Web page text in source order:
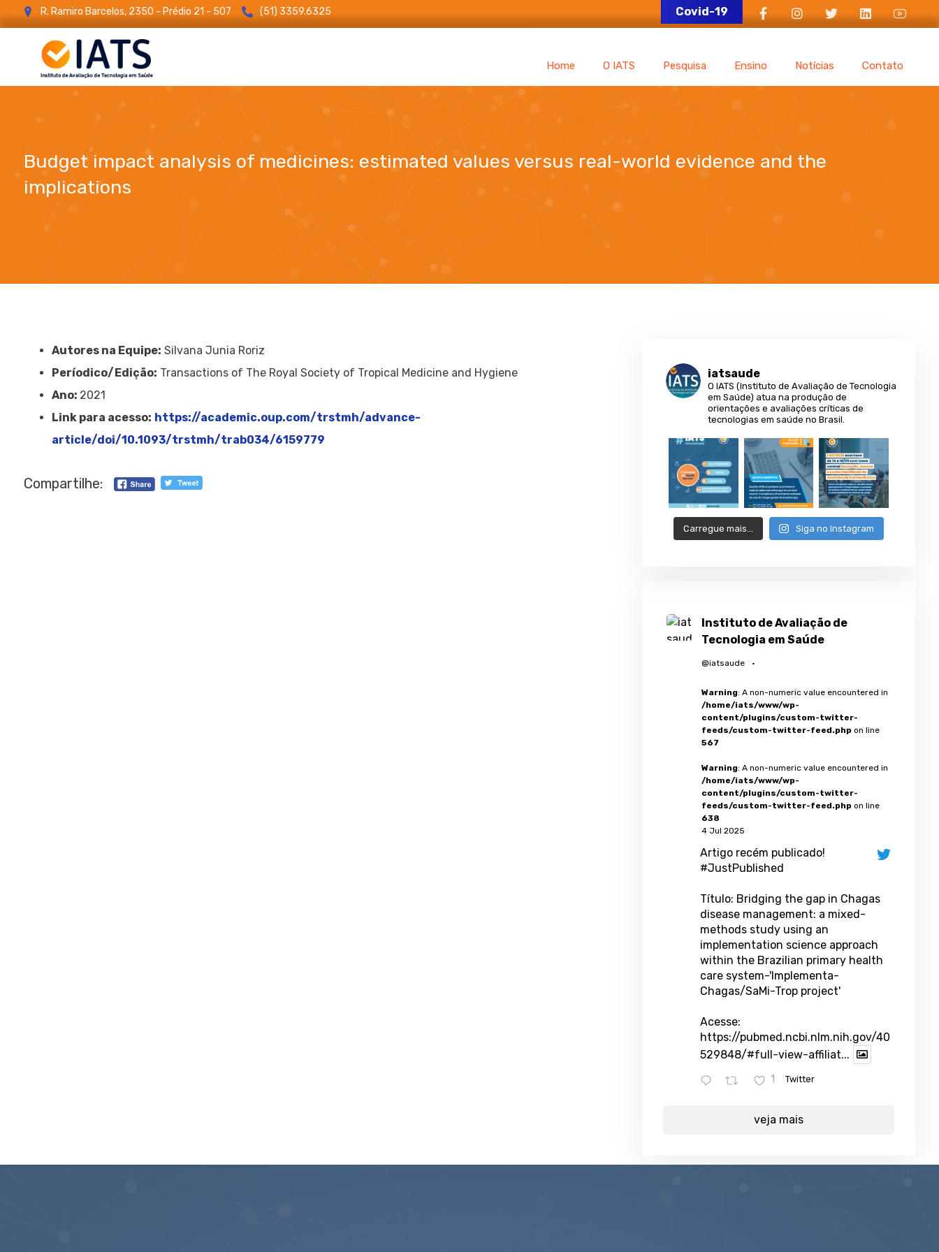
R. Ramiro Barcelos, 2350 - Prédio 21 - 507 (51) 3359.6325 Covid-19
Home O IATS Pesquisa Ensino Notícias Contato
Budget impact analysis of medicines: estimated values versus real-world evidence and the
implications
Budget impact analysis of medicines: estimated values versus real-world evidence and the implications
Autores na Equipe: Silvana Junia Roriz
Períodico/Edição: Transactions of The Royal Society of Tropical Medicine and Hygiene
Ano: 2021
Link para acesso: https://academic.oup.com/trstmh/advance-
article/doi/10.1093/trstmh/trab034/6159779
Compartilhe:
iatsaude
O IATS (Instituto de Avaliação de Tecnologia
em Saúde) atua na produção de
orientações e avaliações críticas de
tecnologias em saúde no Brasil.
Carregue mais… Siga no Instagram
Instituto de Avaliação de
Tecnologia em Saúde
@iatsaude ·
Warning: A non-numeric value encountered in
/home/iats/www/wp-
content/plugins/custom-twitter-
feeds/custom-twitter-feed.php on line
567
Warning: A non-numeric value encountered in
/home/iats/www/wp-
content/plugins/custom-twitter-
feeds/custom-twitter-feed.php on line
638
4 Jul 2025
Artigo recém publicado!
#JustPublished
Título: Bridging the gap in Chagas
disease management: a mixed-
methods study using an
implementation science approach
within the Brazilian primary health
care system-'Implementa-
Chagas/SaMi-Trop project'
Acesse:
https://pubmed.ncbi.nlm.nih.gov/40
529848/#full-view-affiliat...
1 Twitter
veja mais